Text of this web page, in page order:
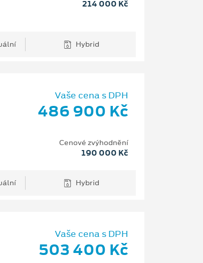
214 000 Kč
Hybrid
Vaše cena s DPH
486 900 Kč
Cenové zvýhodnění
190 000 Kč
Hybrid
Vaše cena s DPH
503 400 Kč